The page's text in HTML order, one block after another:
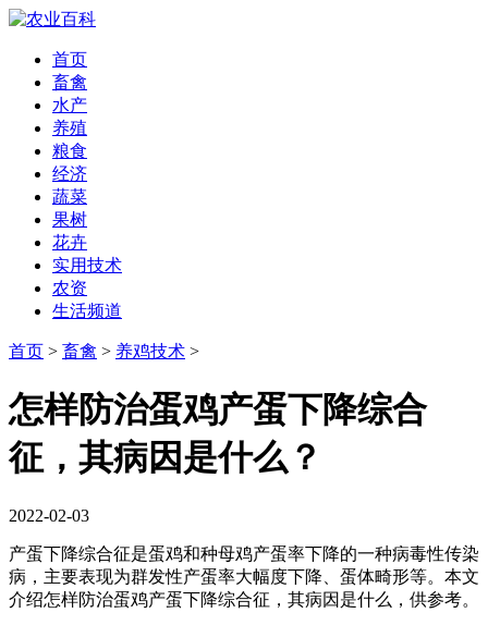
首页
畜禽
水产
养殖
粮食
经济
蔬菜
果树
花卉
实用技术
农资
生活频道
首页 > 畜禽 > 养鸡技术 >
怎样防治蛋鸡产蛋下降综合
征，其病因是什么？
2022-02-03
产蛋下降综合征是蛋鸡和种母鸡产蛋率下降的一种病毒性传染
病，主要表现为群发性产蛋率大幅度下降、蛋体畸形等。本文
介绍怎样防治蛋鸡产蛋下降综合征，其病因是什么，供参考。